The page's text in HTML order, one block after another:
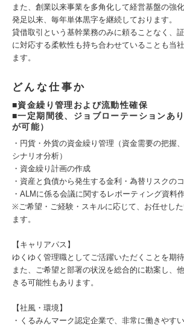
また、創業以来事業を多角化して経営基盤の強
発足以来、毎年単体黒字を継続しております。
貸借取引という基幹業務のみに頼ることなく、
に対応する柔軟性も持ち合わせていることも当
ます。
どんな仕事か
■資金繰り管理および流動性確保
■一定期間後、ジョブローテーションあ
が可能）
・円貨・外貨の資金繰り管理（資金需要の把握
シナリオ分析）
・資金繰り計画の作成
・資産と負債から発生する金利・為替リスクの
・ALMに係る会議に関するレポーティング資料
※ご希望・ご経験・スキルに応じて、お任せし
ます。
【キャリアパス】
ゆくゆく管理職としてご活躍いただくことを期待
また、ご希望と部署の状況を総合的に勘案し、
きる可能性もあります。
【社風・環境】
・くるみんマーク認定企業で、非常に働きやす